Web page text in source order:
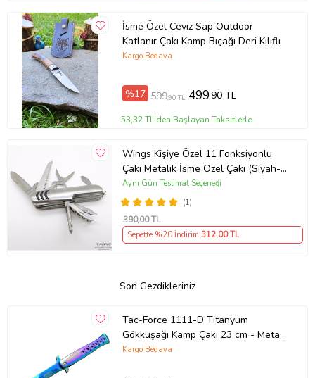
İsme Özel Ceviz Sap Outdoor
Katlanır Çakı Kamp Bıçağı Deri Kılıflı
Kargo Bedava
%17 599,90 TL 499,90 TL
53,32 TL'den Başlayan Taksitlerle
Wings Kişiye Özel 11 Fonksiyonlu
Çakı Metalik İsme Özel Çakı (Siyah-
Gri)
(1)
Aynı Gün Teslimat Seçeneği
390,00 TL
Sepette %20 İndirim 312,00 TL
Son Gezdikleriniz
Tac-Force 1111-D Titanyum
Gökkuşağı Kamp Çakı 23 cm - Metal
Sap, Yarı Otomatik
Kargo Bedava